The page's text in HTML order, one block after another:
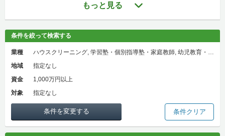
もっと見る
条件を絞って検索する
業種
ハウスクリーニング, 学習塾・個別指導塾・家庭教師, 幼児教育・保育園, 各種スクール, 買取販売（ブランド・貴金属）, 修理（リペア）・クリーニング, 理美容・整体・リラクゼーション, IT・通信・情報・携帯電話, フィットネス・ジム・スポーツ, コインランドリー, 不動産, 結婚相談所, その他・各種サービス, 海外FC サービス, ネットショップ, エステ, マッサージ, ホワイトニングサロン, スマホ修理, 軽貨物・運送・ドライバー, 保険相談・保険代理店, リフォーム・原状回復, 探偵, 住宅・建築・ハウスメーカー, ゴルフ, レンタカー・カーシェア, グループホーム, 福祉, パソコン教室, プログラミング・ロボット教室, マツエクサロン・ネイルサロン・眉毛サロン, 訪問介護・訪問看護, 介護・デイサービス
地域
指定なし
資金
1,000万円以上
対象
指定なし
条件を変更する 条件クリア